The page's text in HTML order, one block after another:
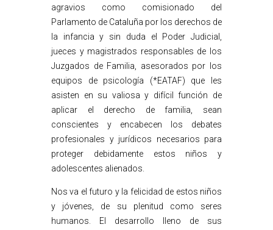
agravios como comisionado del
Parlamento de Cataluña por los derechos de
la infancia y sin duda el Poder Judicial,
jueces y magistrados responsables de los
Juzgados de Familia, asesorados por los
equipos de psicología (*EATAF) que les
asisten en su valiosa y difícil función de
aplicar el derecho de familia, sean
conscientes y encabecen los debates
profesionales y jurídicos necesarios para
proteger debidamente estos niños y
adolescentes alienados.
Nos va el futuro y la felicidad de estos niños
y jóvenes, de su plenitud como seres
humanos. El desarrollo lleno de sus